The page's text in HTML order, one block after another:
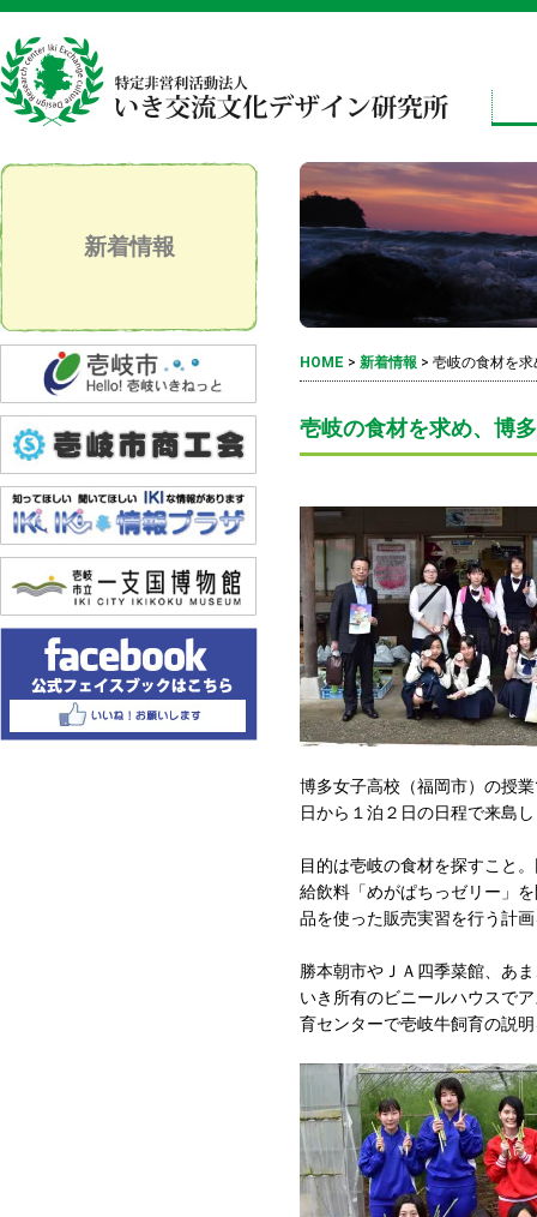
新着情報
HOME > 新着情報 > 壱岐の食材を
壱岐の食材を求め、博
博多女子高校（福岡市）の授
日から１泊２日の日程で来島
目的は壱岐の食材を探すこと
給飲料「めがぱちっゼリー」
品を使った販売実習を行う計
勝本朝市やＪＡ四季菜館、あ
いき所有のビニールハウスで
育センターで壱岐牛飼育の説